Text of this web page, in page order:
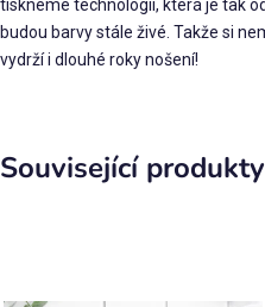
tiskneme technologií, která je tak
budou barvy stále živé. Takže si
vydrží i dlouhé roky nošení!
Související produkty